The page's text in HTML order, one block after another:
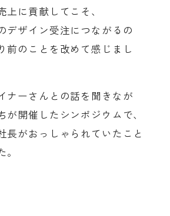
上に貢献してこそ、
デザイン受注につながるの
前のことを改めて感じまし
ナーさんとの話を聞きなが
が開催したシンポジウムで、
長がおっしゃられていたこと